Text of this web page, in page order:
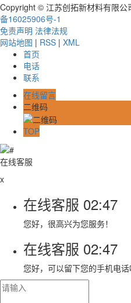
Copyright © 江苏创拓新材料有限公
备16025906号-1
免责声明 法律法规
网站地图 | RSS | XML
首页
电话
联系
在线留言
二维码
TOP
在线客服
x
在线客服 02:47
您好，很高兴为您服务！
在线客服 02:47
您好，可以留下您的手机电话